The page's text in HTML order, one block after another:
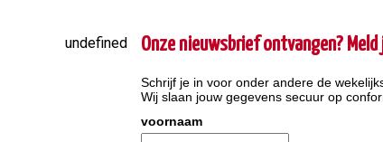
undefined Onze nieuwsbrief ontvangen? Meld
Schrijf je in voor onder andere de
Wij slaan jouw gegevens secuur op
voornaam